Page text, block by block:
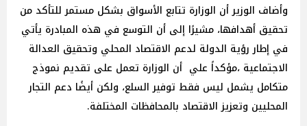
وأضاف الوزير أن الوزارة تتابع الأسواق بشكل مستمر للتأكد من
تحقيق أهدافها، مشيرًا إلى أن التوسع في هذه المبادرة يأتي
في إطار رؤية الدولة لدعم الاقتصاد المحلي وتحقيق العدالة
الاجتماعية ،مؤكداً علي أن الوزارة تعمل على تقديم نموذج
متكامل يشمل ليس فقط توفير السلع، ولكن أيضًا دعم التجار
المحليين وتعزيز الاقتصاد بالمحافظات المختلفة.